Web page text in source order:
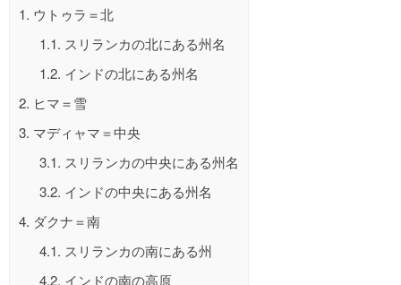
1. ウトゥラ＝北
1.1. スリランカの北にある州名
1.2. インドの北にある州名
2. ヒマ＝雪
3. マディャマ＝中央
3.1. スリランカの中央にある州名
3.2. インドの中央にある州名
4. ダクナ＝南
4.1. スリランカの南にある州
4.2. インドの南の高原